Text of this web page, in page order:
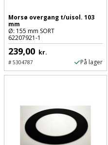
Tommestok
Tømrervinkel
Tragt
aftrækker
Værktøjskasse
Rotationslaser
Rundsav
Rundsavsklinge
Rystepudsertilbehør
Slagboremaskine
Støttemur
Støvsuger
Strygejern
Tømidler
Tørrestativ
Morsø overgang t/uisol. 103
mm
Ø: 155 mm SORT
62207921-1
239,00 kr.
#5304787 På lager